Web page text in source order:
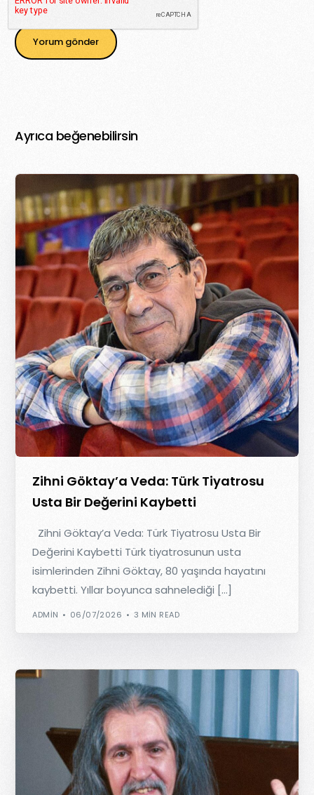
Ayrıca beğenebilirsin
Zihni Göktay’a Veda: Türk Tiyatrosu
Usta Bir Değerini Kaybetti
Zihni Göktay’a Veda: Türk Tiyatrosu Usta Bir
Değerini Kaybetti Türk tiyatrosunun usta
isimlerinden Zihni Göktay, 80 yaşında hayatını
kaybetti. Yıllar boyunca sahnelediği […]
ADMIN 06/07/2026 3 MIN READ